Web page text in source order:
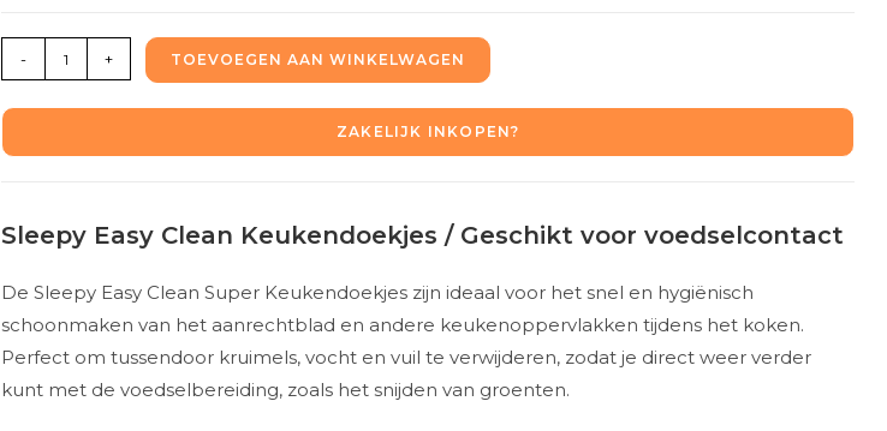
- + TOEVOEGEN AAN WINKELWAGEN
ZAKELIJK INKOPEN?
Sleepy Easy Clean Keukendoekjes / Geschikt voor voedselcontact
De Sleepy Easy Clean Super Keukendoekjes zijn ideaal voor het snel en hygiënisch
schoonmaken van het aanrechtblad en andere keukenoppervlakken tijdens het koken.
Perfect om tussendoor kruimels, vocht en vuil te verwijderen, zodat je direct weer verder
kunt met de voedselbereiding, zoals het snijden van groenten.